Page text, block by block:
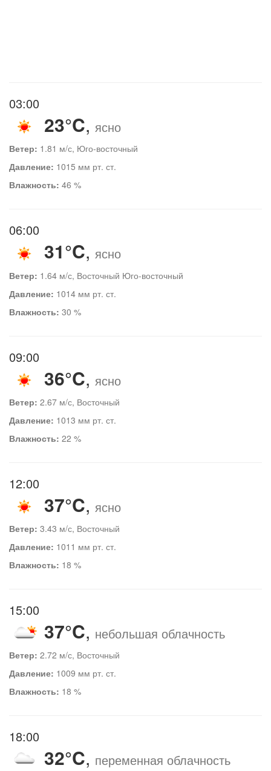
03:00
23°C, ясно
Ветер: 1.81 м/с, Юго-восточный
Давление: 1015 мм рт. ст.
Влажность: 46 %
06:00
31°C, ясно
Ветер: 1.64 м/с, Восточный Юго-восточный
Давление: 1014 мм рт. ст.
Влажность: 30 %
09:00
36°C, ясно
Ветер: 2.67 м/с, Восточный
Давление: 1013 мм рт. ст.
Влажность: 22 %
12:00
37°C, ясно
Ветер: 3.43 м/с, Восточный
Давление: 1011 мм рт. ст.
Влажность: 18 %
15:00
37°C, небольшая облачность
Ветер: 2.72 м/с, Восточный
Давление: 1009 мм рт. ст.
Влажность: 18 %
18:00
32°C, переменная облачность